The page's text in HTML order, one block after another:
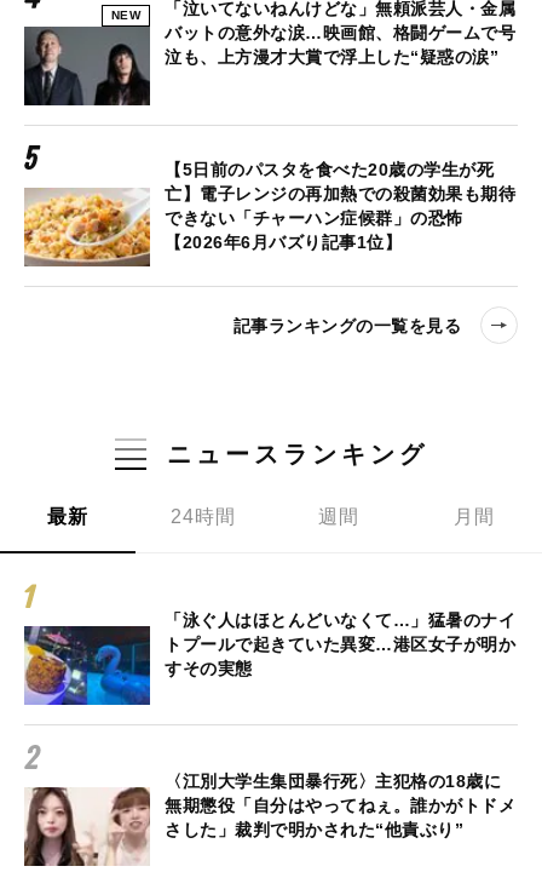
NEW
「泣いてないねんけどな」無頼派芸人・金属
バットの意外な涙…映画館、格闘ゲームで号
泣も、上方漫才大賞で浮上した“疑惑の涙”
【5日前のパスタを食べた20歳の学生が死
亡】電子レンジの再加熱での殺菌効果も期待
できない「チャーハン症候群」の恐怖
【2026年6月バズり記事1位】
記事ランキングの一覧を見る
ニュースランキング
最新 24時間 週間 月間
「泳ぐ人はほとんどいなくて…」猛暑のナイ
トプールで起きていた異変…港区女子が明か
すその実態
〈江別大学生集団暴行死〉主犯格の18歳に
無期懲役「自分はやってねぇ。誰かがトドメ
さした」裁判で明かされた“他責ぶり”